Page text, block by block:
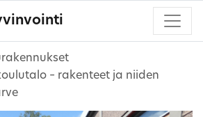
– rakenteet ja niiden